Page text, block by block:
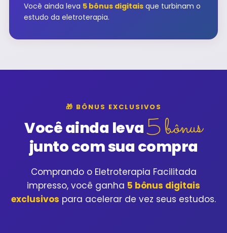
Você ainda leva 5 bônus digitais que turbinam o
estudo da eletroterapia.
🎁 BÔNUS EXCLUSIVOS
Você ainda leva5 bônus
junto com sua compra
Comprando o Eletroterapia Facilitada
impresso, você ganha 5 bônus digitais
exclusivos para acelerar de vez seus estudos.